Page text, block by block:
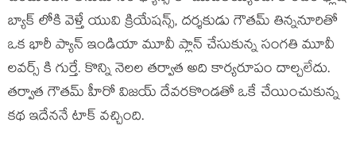
బ్యాక్ లోకి వెళ్తే యువి క్రియేషన్స్, దర్శకుడు గౌతమ్ తిన్ననూరితో
ఒక భారీ ప్యాన్ ఇండియా మూవీ ప్లాన్ చేసుకున్న సంగతి మూవీ
లవర్స్ కి గుర్తే. కొన్ని నెలల తర్వాత అది కార్యరూపం దాల్చలేదు.
తర్వాత గౌతమ్ హీరో విజయ్ దేవరకొండతో ఒకే చేయించుకున్న
కథ ఇదేననే టాక్ వచ్చింది.